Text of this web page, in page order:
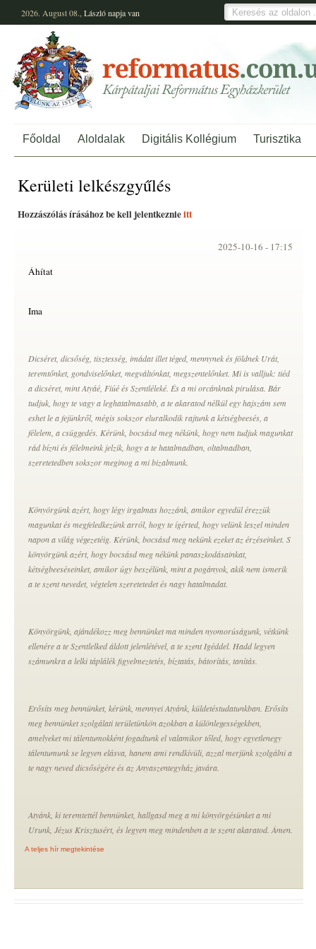
2026. August 08., Lászlónapja van
Főoldal Aloldalak Digitális Kollégium Turisztika
Kerületi lelkészgyűlés
Hozzászólás írásához be kell jelentkeznieitt
2025-10-16 - 17:15
Áhítat
Ima
Dicséret, dicsőség, tisztesség, imádat illet téged, mennynek és földnek Urát,
teremtőnket, gondviselőnket, megváltónkat, megszentelőnket. Mi is valljuk: tiéd
a dicséret, mint Atyáé, Fiúé és Szentléleké. És a mi orcánknak pirulása. Bár
tudjuk, hogy te vagy a leghatalmasabb, a te akaratod nélkül egy hajszám sem
eshet le a fejünkről, mégis sokszor eluralkodik rajtunk a kétségbeesés, a
félelem, a csüggedés. Kérünk, bocsásd meg nékünk, hogy nem tudjuk magunkat
rád bízni és félelmeink jelzik, hogy a te hatalmadban, oltalmadban,
szeretetedben sokszor meginog a mi bizalmunk.
Könyörgünk azért, hogy légy irgalmas hozzánk, amikor egyedül érezzük
magunkat és megfeledkezünk arról, hogy te ígérted, hogy velünk leszel minden
napon a világ végezetéig. Kérünk, bocsásd meg nekünk ezeket az érzéseinket. S
könyörgünk azért, hogy bocsásd meg nékünk panaszkodásainkat,
kétségbeeséseinket, amikor úgy beszélünk, mint a pogányok, akik nem ismerik
a te szent nevedet, végtelen szeretetedet és nagy hatalmadat.
Könyörgünk, ajándékozz meg bennünket ma minden nyomorúságunk, vétkünk
ellenére a te Szentlelked áldott jelenlétével, a te szent Igéddel. Hadd legyen
számunkra a lelki táplálék figyelmeztetés, bíztatás, bátorítás, tanítás.
Erősíts meg bennünket, kérünk, mennyei Atyánk, küldetéstudatunkban. Erősíts
meg bennünket szolgálati területünkön azokban a különlegességekben,
amelyeket mi tálentumokként fogadtunk el valamikor tőled, hogy egyetlenegy
tálentumunk se legyen elásva, hanem ami rendkívüli, azzal merjünk szolgálni a
te nagy neved dicsőségére és az Anyaszentegyház javára.
Atyánk, ki teremtettél bennünket, hallgasd meg a mi könyörgésünket a mi
Urunk, Jézus Krisztusért, és legyen meg mindenben a te szent akaratod. Ámen.
A teljes hír megtekintése